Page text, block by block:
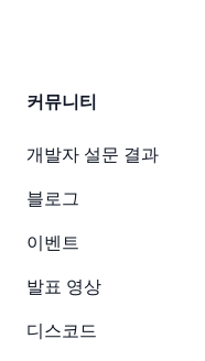
커뮤니티
개발자 설문 결과
블로그
이벤트
발표 영상
디스코드